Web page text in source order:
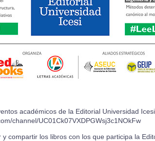
académicos de la Editorial Universidad
channel/UC01Ck07VXDPGWsj3c1NOkFw
y compartir los libros con los que participa la